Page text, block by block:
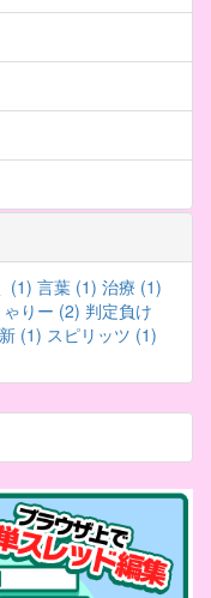
(1) 言葉 (1) 治療 (1)
ゃりー (2) 判定負け
(1) スピリッツ (1)